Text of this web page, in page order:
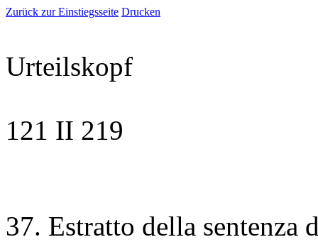
Zurück zur Einstiegsseite Drucken
Urteilskopf
121 II 219
37. Estratto della sentenza